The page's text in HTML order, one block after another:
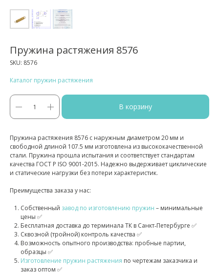
Пружина растяжения 8576
SKU: 8576
Каталог пружин растяжения
В корзину
Пружина растяжения 8576 с наружным диаметром 20 мм и
свободной длиной 107.5 мм изготовлена из высококачественной
стали. Пружина прошла испытания и соответствует стандартам
качества ГОСТ Р ISO 9001-2015. Надежно выдерживает циклические
и статические нагрузки без потери характеристик.
Преимущества заказа у нас:
Собственный завод по изготовлению пружин – минимальные
цены ✅
Бесплатная доставка до терминала ТК в Санкт‑Петербурге ✅
Сквозной (тройной) контроль качества ✅
Возможность опытного производства: пробные партии,
образцы ✅
Изготовление пружин растяжения по чертежам заказчика и
заказ оптом ✅